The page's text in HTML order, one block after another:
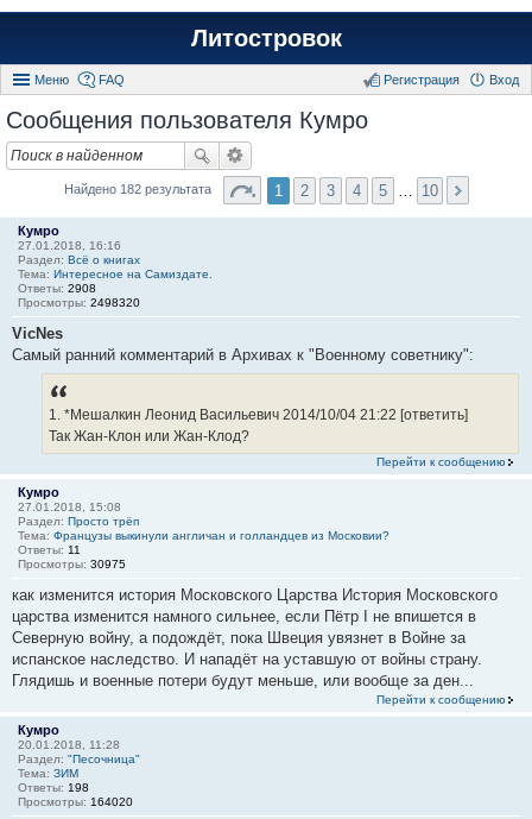
Литостровок
Меню FAQ Вход
Регистрация
Сообщения пользователя Кумро
Найдено 182 результата 1 2 3 4 5 10
Кумро
27.01.2018, 16:16
Раздел: Всё о книгах
Тема: Интересное на Самиздате.
Ответы: 2908
Просмотры: 2498320
VicNes
Самый ранний комментарий в Архивах к "Военному советнику":
1. *Мешалкин Леонид Васильевич 2014/10/04 21:22 [ответить]
Так Жан-Клон или Жан-Клод?
Перейти к сообщению
Кумро
27.01.2018, 15:08
Раздел: Просто трёп
Тема: Французы выкинули англичан и голландцев из Московии?
Ответы: 11
Просмотры: 30975
как изменится история Московского Царства История Московского
царства изменится намного сильнее, если Пётр I не впишется в
Северную войну, а подождёт, пока Швеция увязнет в Войне за
испанское наследство. И нападёт на уставшую от войны страну.
Глядишь и военные потери будут меньше, или вообще за ден...
Перейти к сообщению
Кумро
20.01.2018, 11:28
Раздел: "Песочница"
Тема: ЗИМ
Ответы: 198
Просмотры: 164020